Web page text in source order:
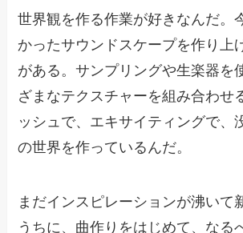
世界観を作る作業が好きなんだ。
かったサウンドスケープを作り上
がある。サンプリングや生楽器を
ざまなテクスチャーを組み合わせ
ッシュで、エキサイティングで、
の世界を作っているんだ。
まだインスピレーションが沸いて
うちに、曲作りをはじめて、なる